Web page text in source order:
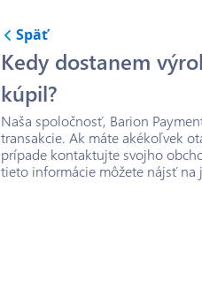
Späť
Kedy dostanem
kúpil?
Naša spoločnosť, Barion
transakcie. Ak máte akékoľvek
prípade kontaktujte svojho
tieto informácie môžete nájsť na